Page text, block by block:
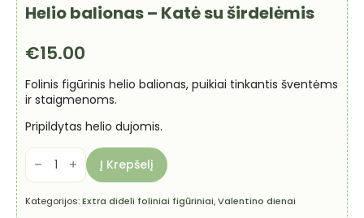
Helio balionas – Katė su širdelėmis
€15.00
Folinis figūrinis helio balionas, puikiai tinkantis šventėms
ir staigmenoms.
Pripildytas helio dujomis.
produkto
kiekis:
Helio
balionas
-
Katė
Į Krepšelį
Kategorijos:Extra dideli foliniai figūriniai,Valentino dienai